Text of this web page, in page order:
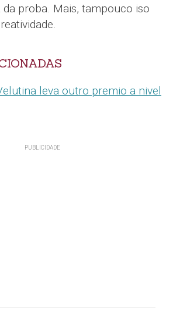
proba. Mais, tampouco iso
leva outro premio a nivel